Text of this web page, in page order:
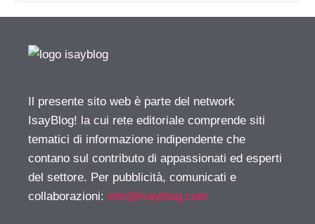
Il presente sito web è parte del network
IsayBlog! la cui rete editoriale comprende siti
tematici di informazione indipendente che
contano sul contributo di appassionati ed esperti
del settore. Per pubblicità, comunicati e
collaborazioni: info@isayblog.com